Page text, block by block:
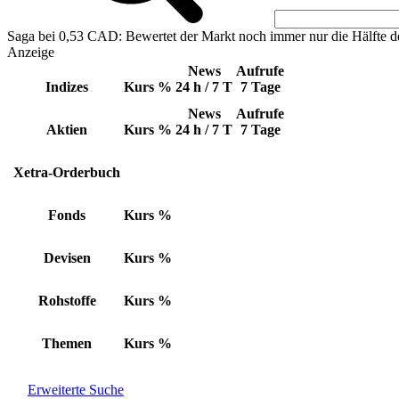
Saga bei 0,53 CAD: Bewertet der Markt noch immer nur die Hälfte
Anzeige
Indizes Kurs %
News
24 h / 7 T
Aufrufe
7 Tage
Aktien Kurs %
News
24 h / 7 T
Aufrufe
7 Tage
Xetra-Orderbuch
Fonds Kurs %
Devisen Kurs %
Rohstoffe Kurs %
Themen Kurs %
Erweiterte Suche